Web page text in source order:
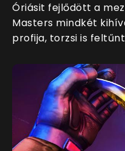
Óriásit fejlődött a
Masters mindkét
profija, torzsi is